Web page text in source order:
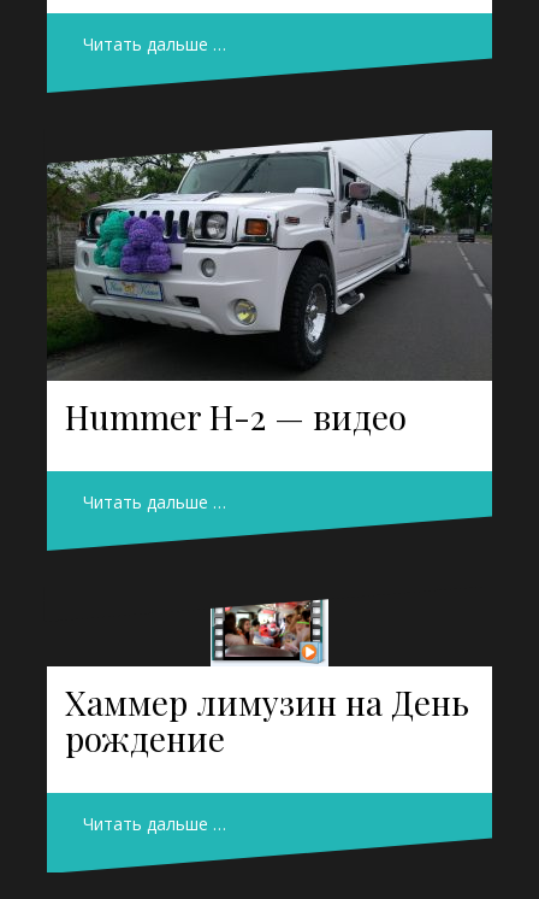
Читать дальше …
Hummer H-2 — видео
Читать дальше …
Хаммер лимузин на День
рождение
Читать дальше …